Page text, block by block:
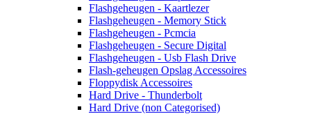
Flashgeheugen - Kaartlezer
Flashgeheugen - Memory Stick
Flashgeheugen - Pcmcia
Flashgeheugen - Secure Digital
Flashgeheugen - Usb Flash Drive
Flash-geheugen Opslag Accessoires
Floppydisk Accessoires
Hard Drive - Thunderbolt
Hard Drive (non Categorised)